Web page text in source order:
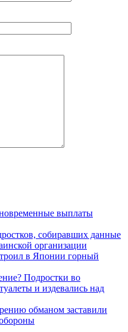
выплаты
собиравших данные
организации
в Японии горный
Подростки во
и издевались над
обманом заставили